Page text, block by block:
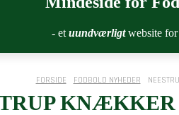
- et uundværligtwebsite for
FORSIDE FODBOLD NYHEDER